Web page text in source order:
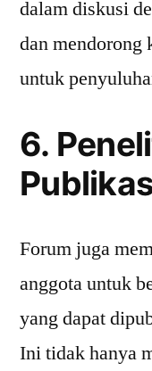
dalam diskusi
dan mendorong
untuk
6.
Forum juga
anggota untuk
yang dapat
Ini tidak hanya